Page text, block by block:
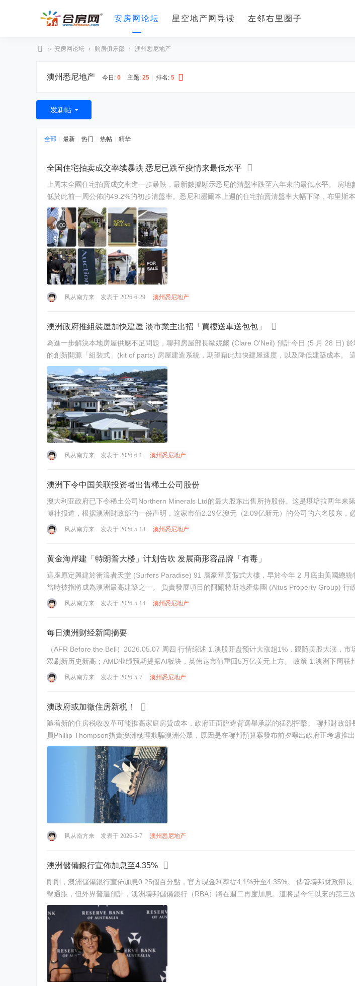
安房网论坛 星空地产网导读 左邻右里圈子
» 安房网论坛 › 购房俱乐部 › 澳州悉尼地产
澳州悉尼地产 今日: 0 主题: 25 排名: 5
发新帖
全部 最新 热门 热帖 精华
全国住宅拍卖成交率续暴跌 悉尼已跌至疫情来最低水平
上周末全國住宅拍賣成交率進一步暴跌，最新數據顯示悉尼的清盤率跌至六年來的最低水平。 房地數據分析機構Cotality的最新數據顯示，上周各首府城市的住宅拍賣最終清盤率接近40%，
低於此前一周公佈的49.2%的初步清盤率。悉尼和墨爾本上週的住宅拍賣清盤率大幅下降，布里斯
风从南方来 发表于 2026-6-29 澳州悉尼地产
澳洲政府推組裝屋加快建屋 淡市業主出招「買樓送車送包包」
為進一步解決本地房屋供應不足問題，聯邦房屋部長歐妮爾 (Clare O'Neil) 預計今日 (5 月 28 日)
的
风从南方来 发表于 2026-6-1 澳州悉尼地产
澳洲下令中国关联投资者出售稀土公司股份
澳大利亚政府已下令稀土公司Northern Minerals Ltd的最大股东出售所持股份。这是堪培拉两年
博社报道，根据澳洲财政部的一份声明，这家市值2.29亿澳元（2.09亿新元）的公司的六名股东，
风从南方来 发表于 2026-5-18 澳州悉尼地产
黄金海岸建「特朗普大楼」计划告吹 发展商形容品牌「有毒」
這座原定興建於衝浪者天堂 (Surfers Paradise) 91 層豪華度假式大樓，早於今年 2 月底由美國總
當時被指將成為澳洲最高建築之一。 負責發展項目的阿爾特斯地產集團 (Altus
风从南方来 发表于 2026-5-14 澳州悉尼地产
每日澳洲财经新闻摘要
（AFR Before the Bell）2026.05.07 周四 行情综述 1.澳股开盘预计大涨超1%，跟随美股大涨，
双刷新历史新高；AMD业绩预
风从南方来 发表于 2026-5-7 澳州悉尼地产
澳政府或加徵住房新税！
隨着新的住房税收改革可能推高家庭房貸成本，政府正面臨違背選舉承諾的猛烈抨擊。 聯邦財政部長（Treasurer）Jim Chalmers。圖片：NewsWire / Martin Ollman。 Herbert選區聯邦議
风从南方来 发表于 2026-5-7 澳州悉尼地产
澳洲儲備銀行宣佈加息至4.35%
剛剛，澳洲儲備銀行宣佈加息0.25個百分點，官方現金利率從4.1%升至4.35%。 儘管聯邦財政部長（Treasurer）吉姆·查默斯（Jim Chalmers）承諾下週的預算案將通過限制支出來助力抗